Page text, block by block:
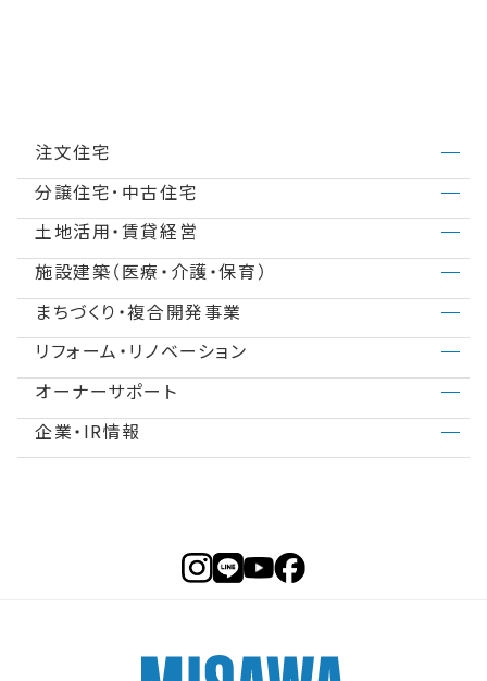
注文住宅
ミサワホームのこだわり
商品ラインアップ
インテリア
建築事例・建築実例
テクノロジー（住まいの性能）
分譲住宅･中古住宅
分譲住宅（建売・土地）検索
スムストック検索
中古住宅検索
分譲マンション検索
不動産の売却サポート
土地活用・賃貸経営
商品一覧
賃貸住宅経営
賃貸併用住宅
店舗・商業施設
法人のお客さま
施設建築（医療・介護・保育）
医院建築・病院建築
介護施設・高齢者住宅
子育て・保育施設
障がい者施設
まちづくり・複合開発事業
ASMACI・複合開発事業
再開発・官民連携事業
分譲マンション事業
事業用地・事業用建物募集
リフォーム・リノベーション
リフォームコンセプト
リフォームメニュー
オーナーサポート
住まいるりんぐ（ロングサポート）
ミサワオーナーズクラブ
ミサワリフォーム
企業・IR情報
ミサワホームグループ